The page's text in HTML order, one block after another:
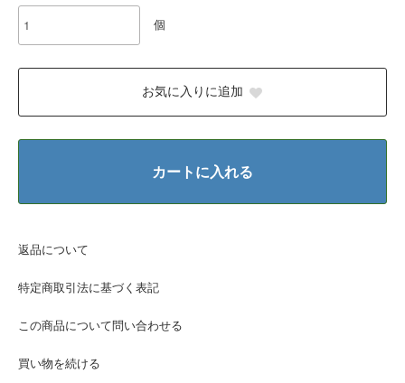
個
お気に入りに追加
カートに入れる
返品について
特定商取引法に基づく表記
この商品について問い合わせる
買い物を続ける